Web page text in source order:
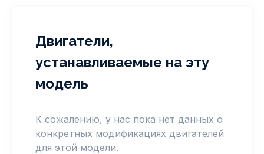
Двигатели,
устанавливаемые на эту
модель
К сожалению, у нас пока нет данных о
конкретных модификациях двигателей
для этой модели.